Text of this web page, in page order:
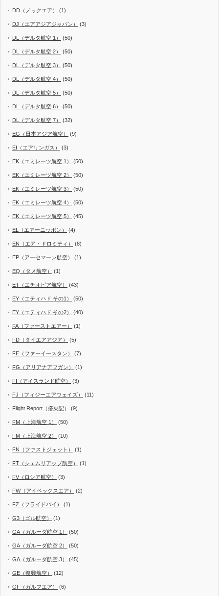
DD（ノックエア） (1)
DJ（エアアジアジャパン） (3)
DL（デルタ航空 1） (50)
DL（デルタ航空 2） (50)
DL（デルタ航空 3） (50)
DL（デルタ航空 4） (50)
DL（デルタ航空 5） (50)
DL（デルタ航空 6） (50)
DL（デルタ航空 7） (32)
EG（日本アジア航空） (9)
EI（エアリンガス） (3)
EK（エミレーツ航空 1） (50)
EK（エミレーツ航空 2） (50)
EK（エミレーツ航空 3） (50)
EK（エミレーツ航空 4） (50)
EK（エミレーツ航空 5） (45)
EL（エアーニッポン） (4)
EN（エア・ドロミティ） (8)
EP（アーセマーン航空） (1)
EQ（タメ航空） (1)
ET（エチオピア航空） (43)
EY（エティハド その1） (50)
EY（エティハド その2） (40)
FA（ファーストエアー） (1)
FD（タイエアアジア） (5)
FE（ファーイースタン） (7)
FG（アリアナアフガン） (1)
FI（アイスランド航空） (3)
FJ（フィジーエアウェイズ） (11)
Flight Report（搭乗記） (9)
FM（上海航空 1） (50)
FM（上海航空 2） (10)
FN（ファストジェット） (1)
FT（シェムリアップ航空） (1)
FV（ロシア航空） (3)
FW（アイベックスエア） (2)
FZ（フライドバイ） (1)
G3（ゴル航空） (1)
GA（ガルーダ航空 1） (50)
GA（ガルーダ航空 2） (50)
GA（ガルーダ航空 3） (45)
GE（復興航空） (12)
GF（ガルフエア） (6)